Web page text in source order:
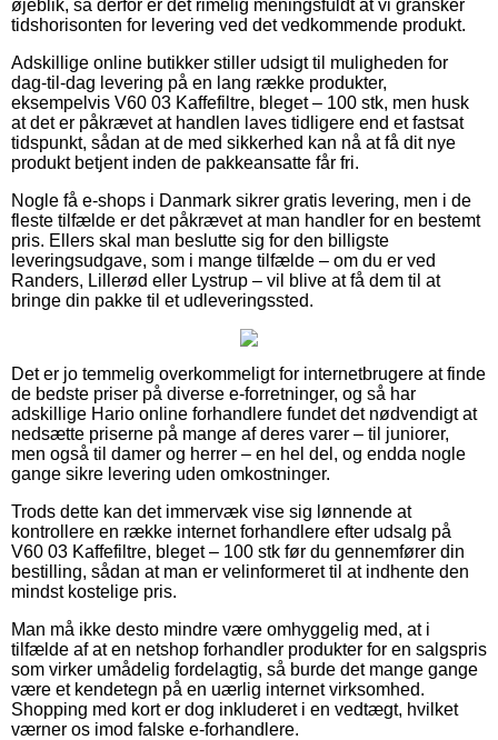
øjeblik, så derfor er det rimelig meningsfuldt at vi gransker
tidshorisonten for levering ved det vedkommende produkt.
Adskillige online butikker stiller udsigt til muligheden for
dag-til-dag levering på en lang række produkter,
eksempelvis V60 03 Kaffefiltre, bleget – 100 stk, men husk
at det er påkrævet at handlen laves tidligere end et fastsat
tidspunkt, sådan at de med sikkerhed kan nå at få dit nye
produkt betjent inden de pakkeansatte får fri.
Nogle få e-shops i Danmark sikrer gratis levering, men i de
fleste tilfælde er det påkrævet at man handler for en bestemt
pris. Ellers skal man beslutte sig for den billigste
leveringsudgave, som i mange tilfælde – om du er ved
Randers, Lillerød eller Lystrup – vil blive at få dem til at
bringe din pakke til et udleveringssted.
Det er jo temmelig overkommeligt for internetbrugere at finde
de bedste priser på diverse e-forretninger, og så har
adskillige Hario online forhandlere fundet det nødvendigt at
nedsætte priserne på mange af deres varer – til juniorer,
men også til damer og herrer – en hel del, og endda nogle
gange sikre levering uden omkostninger.
Trods dette kan det immervæk vise sig lønnende at
kontrollere en række internet forhandlere efter udsalg på
V60 03 Kaffefiltre, bleget – 100 stk før du gennemfører din
bestilling, sådan at man er velinformeret til at indhente den
mindst kostelige pris.
Man må ikke desto mindre være omhyggelig med, at i
tilfælde af at en netshop forhandler produkter for en salgspris
som virker umådelig fordelagtig, så burde det mange gange
være et kendetegn på en uærlig internet virksomhed.
Shopping med kort er dog inkluderet i en vedtægt, hvilket
værner os imod falske e-forhandlere.